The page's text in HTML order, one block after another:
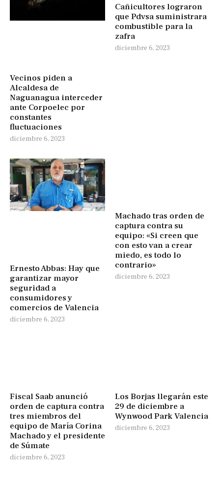
Vecinos piden a
Alcaldesa de
Naguanagua interceder
ante Corpoelec por
constantes
fluctuaciones
diciembre 6, 2023
Cañicultores lograron
que Pdvsa suministrara
combustible para la
zafra
diciembre 6, 2023
Ernesto Abbas: Hay que
garantizar mayor
seguridad a
consumidores y
comercios de Valencia
diciembre 6, 2023
Machado tras orden de
captura contra su
equipo: «Si creen que
con esto van a crear
miedo, es todo lo
contrario»
diciembre 6, 2023
Fiscal Saab anunció
orden de captura contra
tres miembros del
equipo de María Corina
Machado y el presidente
de Súmate
diciembre 6, 2023
Los Borjas llegarán este
29 de diciembre a
Wynwood Park Valencia
diciembre 6, 2023